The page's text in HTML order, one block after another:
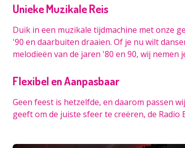
Unieke Muzikale Reis
Duik in een muzikale tijdmachine met onze
'90 en daarbuiten draaien. Of je nu wilt
melodieën van de jaren '80 en 90, wij nemen
Flexibel en Aanpasbaar
Geen feest is hetzelfde, en daarom passen
geeft om de juiste sfeer te creëren, de